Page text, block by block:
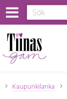
Kaupunkilanka